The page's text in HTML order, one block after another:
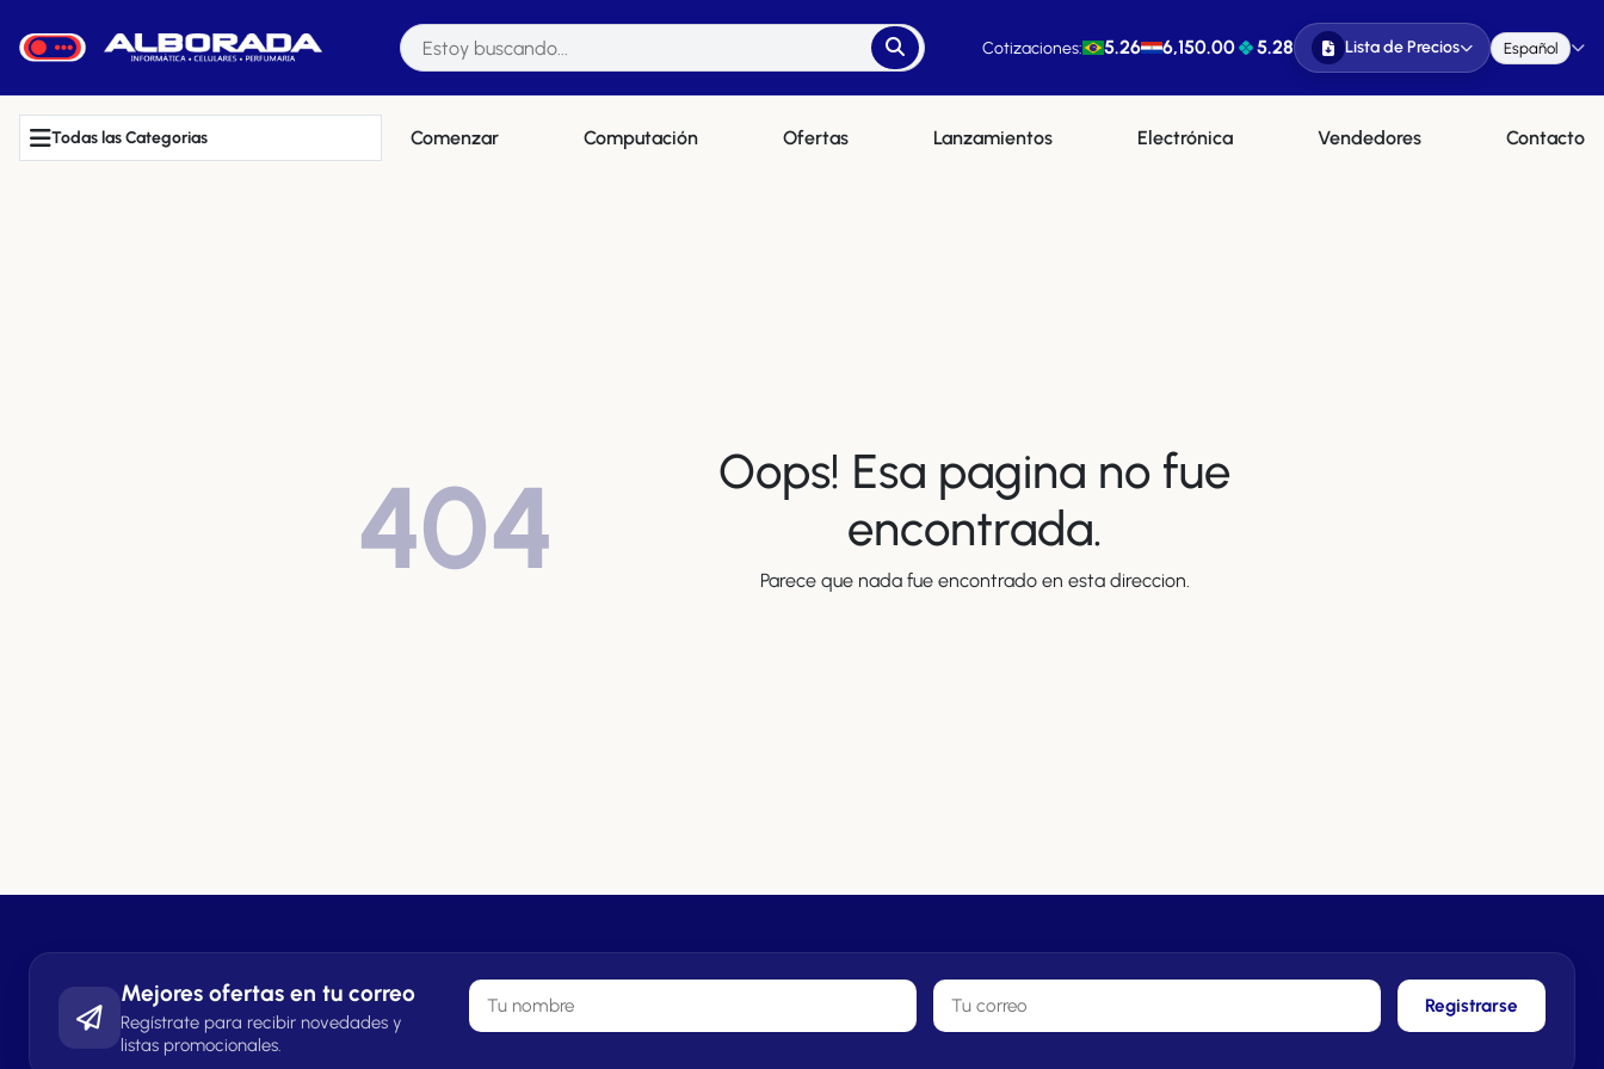
Cotizaciones: 5.26 6,150.00 5.28 Lista de Precios Español
Todas las Categorias Comenzar Computación Ofertas Lanzamientos Electrónica Vendedores Contacto
404
Oops! Esa pagina no fue
encontrada.
Parece que nada fue encontrado en esta direccion.
Mejores ofertas en tu correo
Regístrate para recibir novedades y
listas promocionales.
Registrarse